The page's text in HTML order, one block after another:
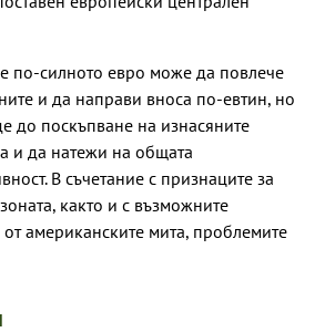
по-силното евро може да повлече
и да направи вноса по-евтин, но
до поскъпване на изнасяните
и да натежи на общата
В съчетание с признаците за
както и с възможните
от американските мита, проблемите